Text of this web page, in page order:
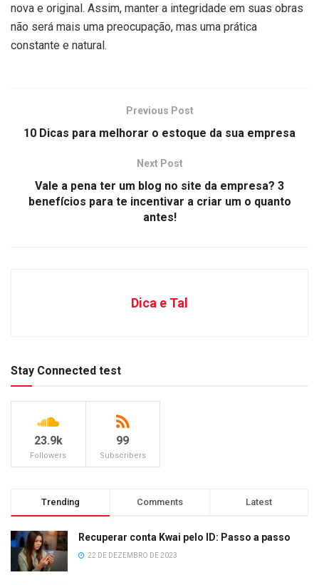
nova e original. Assim, manter a integridade em suas obras
não será mais uma preocupação, mas uma prática
constante e natural.
Previous Post
10 Dicas para melhorar o estoque da sua empresa
Next Post
Vale a pena ter um blog no site da empresa? 3
benefícios para te incentivar a criar um o quanto
antes!
Dica e Tal
Stay Connected test
23.9k
Followers
99
Subscribers
Trending Comments Latest
Recuperar conta Kwai pelo ID: Passo a passo
22 DE DEZEMBRO DE 2023